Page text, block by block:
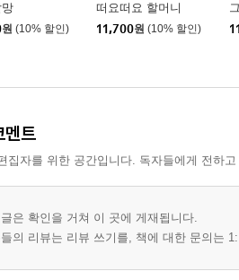
원 (10% 할인)
떠요떠요 할머니
11,700원 (10% 할인)
멘트
집자를 위한 공간입니다. 독자들에게 전하
은 확인을 거쳐 이 곳에 게재됩니다.
의 리뷰는 리뷰 쓰기를, 책에 대한 문의는